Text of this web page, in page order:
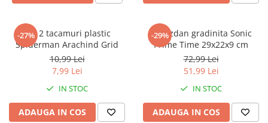
-27%
Set 2 tacamuri plastic
Spiderman Arachind Grid
10,99 Lei
7,99 Lei
IN STOC
ADAUGA IN COS
-29%
Ghiozdan gradinita Sonic
Prime Time 29x22x9 cm
72,99 Lei
51,99 Lei
IN STOC
ADAUGA IN COS